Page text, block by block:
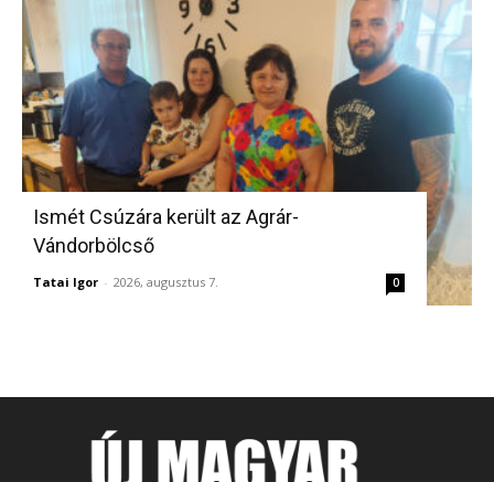
Ismét Csúzára került az Agrár-
Vándorbölcső
Tatai Igor - 2026, augusztus 7. 0